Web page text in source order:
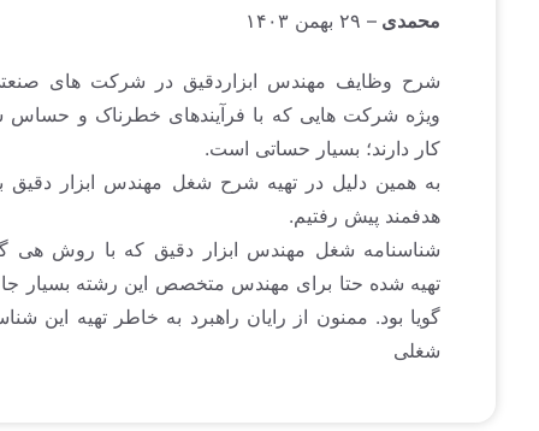
۲۹ بهمن ۱۴۰۳
شرح وظایف مهندس ابزاردقیق در شرکت های صنعتی به
ویژه شرکت هایی که با فرآیندهای خطرناک و حساس سر و
کار دارند؛ بسیار حساتی است.
به همین دلیل در تهیه شرح شغل مهندس ابزار دقیق بسیار
هدفمند پیش رفتیم.
شناسنامه شغل مهندس ابزار دقیق که با روش هی گروپ
تهیه شده حتا برای مهندس متخصص این رشته بسیار جالب و
گویا بود. ممنون از رایان راهبرد به خاطر تهیه این شناسنامه